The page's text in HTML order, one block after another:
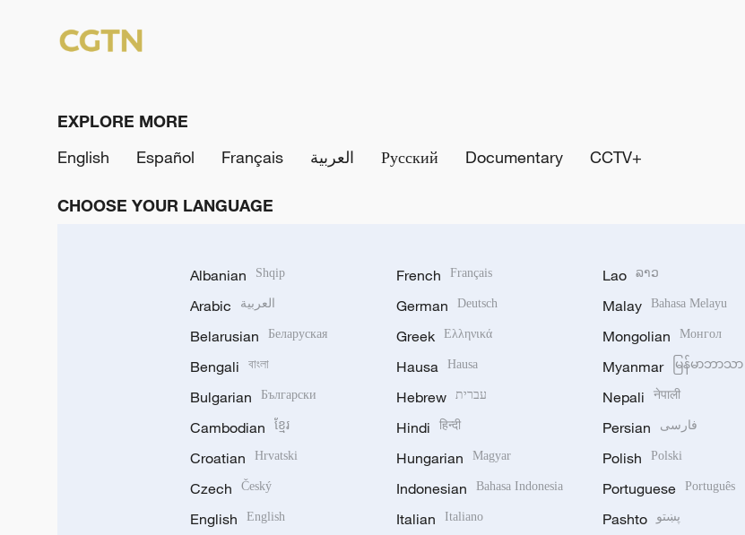
EXPLORE MORE
English
Español Français العربية Русский Documentary CCTV+
CHOOSE YOUR LANGUAGE
Albanian Shqip
Arabic العربية
Belarusian Беларуская
Bengali বাংলা
Bulgarian Български
Cambodian ខ្មែរ
Croatian Hrvatski
Czech Český
English English
French Français
German Deutsch
Greek Ελληνικά
Hausa Hausa
Hebrew עברית
Hindi हिन्दी
Hungarian Magyar
Indonesian Bahasa Indonesia
Italian Italiano
Lao ລາວ
Malay Bahasa Melayu
Mongolian Монгол
Myanmar မြန်မာဘာသာ
Nepali नेपाली
Persian فارسی
Polish Polski
Portuguese Português
Pashto پښتو